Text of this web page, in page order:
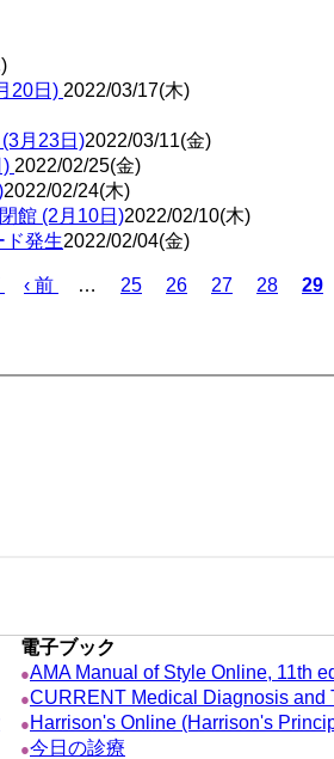
20日) 2022/03/17(木)
月23日)2022/03/11(金)
) 2022/02/25(金)
2022/02/24(木)
館 (2月10日)2022/02/10(木)
ド発生2022/02/04(金)
前
‹ 前 … Page
25 Page
26 Page
27 Page
28
カ
29
電子ブック
●AMA Manual of Style Online, 11th
●CURRENT Medical Diagnosis and
● Harrison's Online (Harrison's
●今日の診療